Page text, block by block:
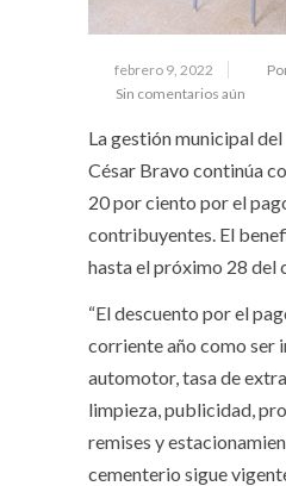
febrero 9, 2022
Sin comentarios aún
La gestión municipal
César Bravo continúa
20 por ciento por el
contribuyentes. El
hasta el próximo 28 del
“El descuento por el
corriente año como ser
automotor, tasa de
limpieza, publicidad,
remises y
cementerio sigue